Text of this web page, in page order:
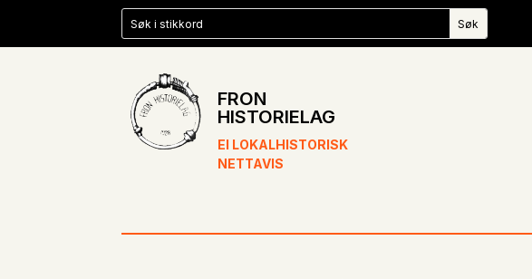
FRON
HISTORIELAG
EI LOKALHISTORISK
NETTAVIS